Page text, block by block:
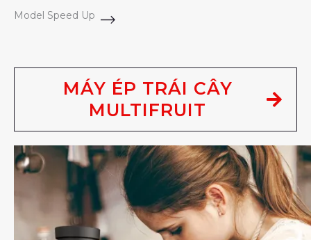
Model Speed Up
MÁY ÉP TRÁI CÂY
MULTIFRUIT